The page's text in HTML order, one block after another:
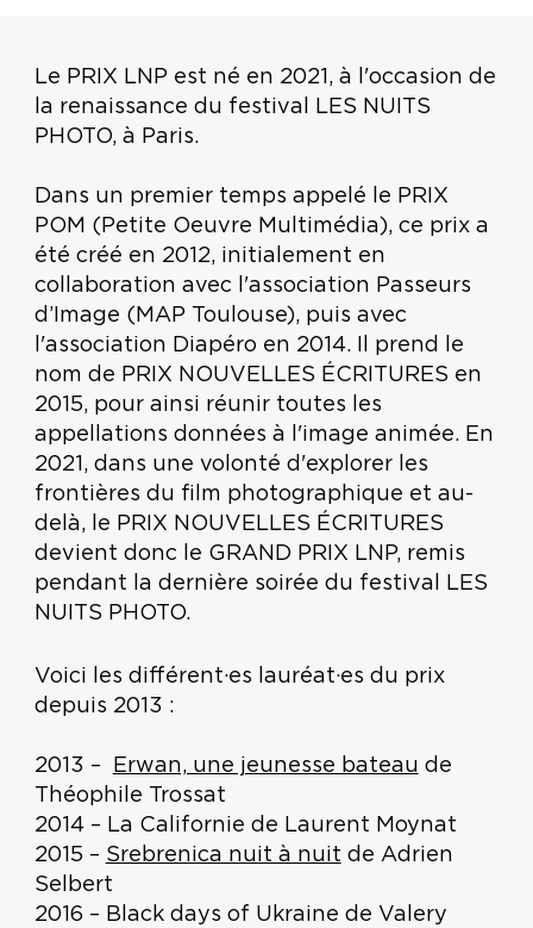
Le PRIX LNP est né en 2021, à l'occasion de
la renaissance du festival LES NUITS
PHOTO, à Paris.
Dans un premier temps appelé le PRIX
POM (Petite Oeuvre Multimédia), ce prix a
été créé en 2012, initialement en
collaboration avec l'association Passeurs
d’Image (MAP Toulouse), puis avec
l'association Diapéro en 2014. Il prend le
nom de PRIX NOUVELLES ÉCRITURES en
2015, pour ainsi réunir toutes les
appellations données à l'image animée. En
2021, dans une volonté d'explorer les
frontières du film photographique et au-
delà, le PRIX NOUVELLES ÉCRITURES
devient donc le GRAND PRIX LNP, remis
pendant la dernière soirée du festival LES
NUITS PHOTO.
Voici les différent·es lauréat·es du prix
depuis 2013 :
2013 – Erwan, une jeunesse bateau de
Théophile Trossat
2014 – La Californie de Laurent Moynat
2015 – Srebrenica nuit à nuit de Adrien
Selbert
2016 – Black days of Ukraine de Valery